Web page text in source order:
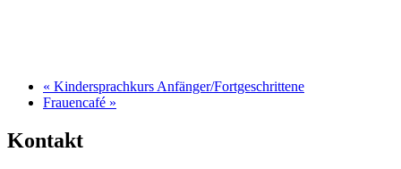
« Kindersprachkurs Anfänger/Fortgeschrittene
Frauencafé »
Kontakt